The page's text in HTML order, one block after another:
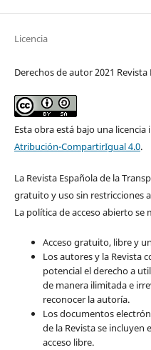
Licencia
Derechos de autor 2021
Esta obra está bajo una
Atribución-CompartirIgual 4.0.
La Revista Española de la
gratuito y uso sin restricciones
La política de acceso abierto se
Acceso gratuito, libre y
Los autores y la Revista
potencial el derecho a
de manera ilimitada e
reconocer la autoría.
Los documentos
de la Revista se
acceso libre.